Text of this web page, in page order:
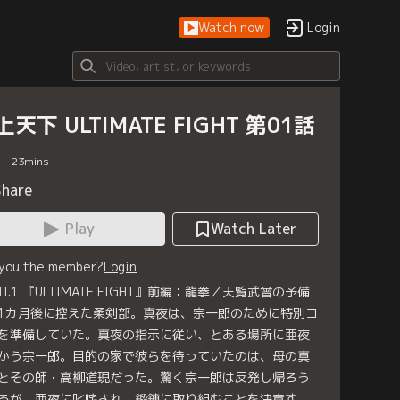
Watch now Login
天下 ULTIMATE FIGHT 第01話
23mins
Play
Watch Later
the member?Login
『ULTIMATE FIGHT』前編：龍拳／天覧武曾の予備
カ月後に控えた柔剣部。真夜は、宗一郎のために特別コ
準備していた。真夜の指示に従い、とある場所に亜夜
う宗一郎。目的の家で彼らを待っていたのは、母の真
その師・高柳道現だった。驚く宗一郎は反発し帰ろう